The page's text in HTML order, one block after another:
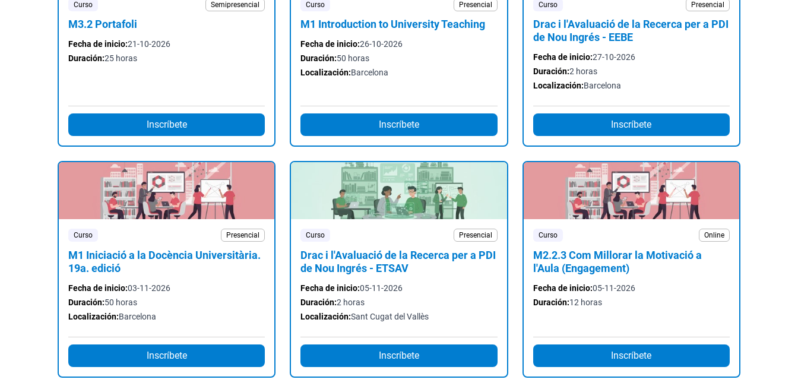
Curso Semipresencial
M3.2 Portafoli
Fecha de inicio:21-10-2026
Duración:25 horas
Inscríbete
Curso Presencial
M1 Introduction to University Teaching
Fecha de inicio:26-10-2026
Duración:50 horas
Localización:Barcelona
Inscríbete
Curso Presencial
Drac i l'Avaluació de la Recerca per a PDI
de Nou Ingrés - EEBE
Fecha de inicio:27-10-2026
Duración:2 horas
Localización:Barcelona
Inscríbete
Curso Presencial
M1 Iniciació a la Docència Universitària.
19a. edició
Fecha de inicio:03-11-2026
Duración:50 horas
Localización:Barcelona
Inscríbete
Curso Presencial
Drac i l'Avaluació de la Recerca per a PDI
de Nou Ingrés - ETSAV
Fecha de inicio:05-11-2026
Duración:2 horas
Localización:Sant Cugat del Vallès
Inscríbete
Curso Online
M2.2.3 Com Millorar la Motivació a
l'Aula (Engagement)
Fecha de inicio:05-11-2026
Duración:12 horas
Inscríbete